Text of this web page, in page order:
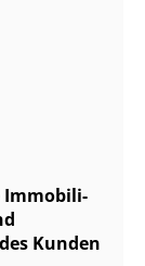
Im­mo­bi­li­
Kunden